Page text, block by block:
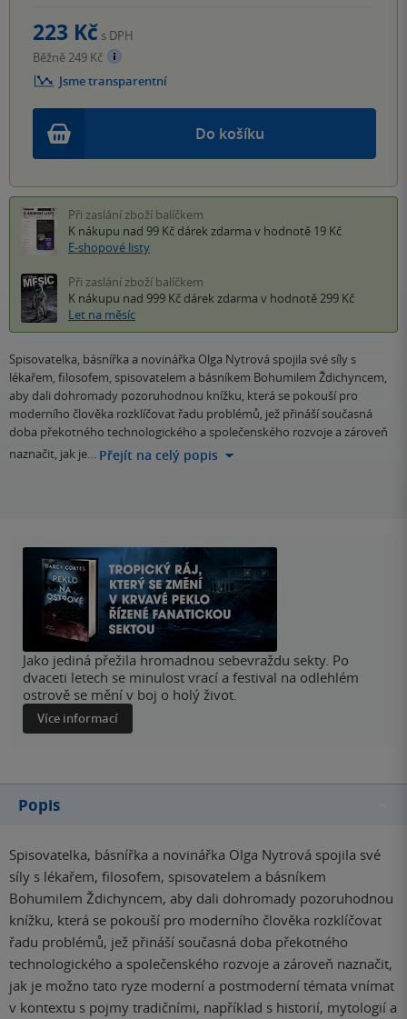
Do košíku
223 Kč s DPH
Běžně 249 Kč
Jsme transparentní
Při zaslání zboží balíčkem
K nákupu nad 99 Kč dárek zdarma v hodnotě 19 Kč
E-shopové listy
Při zaslání zboží balíčkem
K nákupu nad 999 Kč dárek zdarma v hodnotě 299 Kč
Let na měsíc
Spisovatelka, básnířka a novinářka Olga Nytrová spojila své síly s
lékařem, filosofem, spisovatelem a básníkem Bohumilem Ždichyncem,
aby dali dohromady pozoruhodnou knížku, která se pokouší pro
moderního člověka rozklíčovat řadu problémů, jež přináší současná
doba překotného technologického a společenského rozvoje a zároveň
naznačit, jak je… Přejít na celý popis
Jako jediná přežila hromadnou sebevraždu sekty. Po
dvaceti letech se minulost vrací a festival na odlehlém
ostrově se mění v boj o holý život.
Více informací
Popis
Spisovatelka, básnířka a novinářka Olga Nytrová spojila své
síly s lékařem, filosofem, spisovatelem a básníkem
Bohumilem Ždichyncem, aby dali dohromady pozoruhodnou
knížku, která se pokouší pro moderního člověka rozklíčovat
řadu problémů, jež přináší současná doba překotného
technologického a společenského rozvoje a zároveň naznačit,
jak je možno tato ryze moderní a postmoderní témata vnímat
v kontextu s pojmy tradičními, například s historií, mytologií a